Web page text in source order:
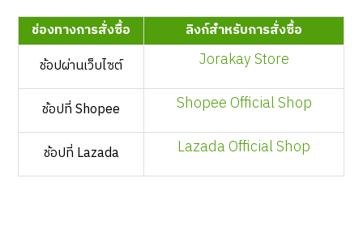
ช่องทางการสั่งซื้อ
ลิงก์สำหรับการสั่งซื้อ
ช้อปผ่านเว็บไซต์
Jorakay Store
ช้อปที่ Shopee Shopee Official Shop
ช้อปที่ Lazada Lazada Official Shop